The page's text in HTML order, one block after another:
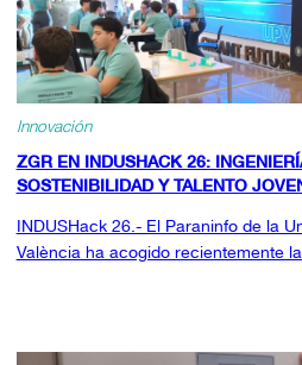
Innovación
ZGR EN INDUSHACK 26:
SOSTENIBILIDAD Y TALENTO
INDUSHack 26.- El Paraninfo de la
València ha acogido recientemente la